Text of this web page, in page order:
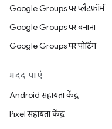
Google Groups पर प्लैटफ़ॉर्म
Google Groups पर बनाना
Google Groups पर पोर्टिंग
मदद पाएं
Android सहायता केंद्र
Pixel सहायता केंद्र